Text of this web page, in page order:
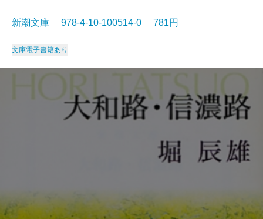
新潮文庫 978-4-10-100514-0 781円
文庫電子書籍あり